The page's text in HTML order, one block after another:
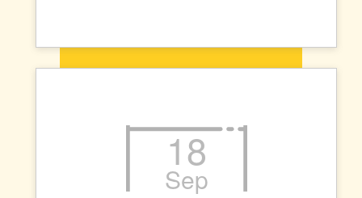
18
Sep